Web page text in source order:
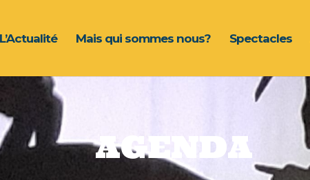
L’Actualité Mais qui sommes nous? Spectacles
AGENDA